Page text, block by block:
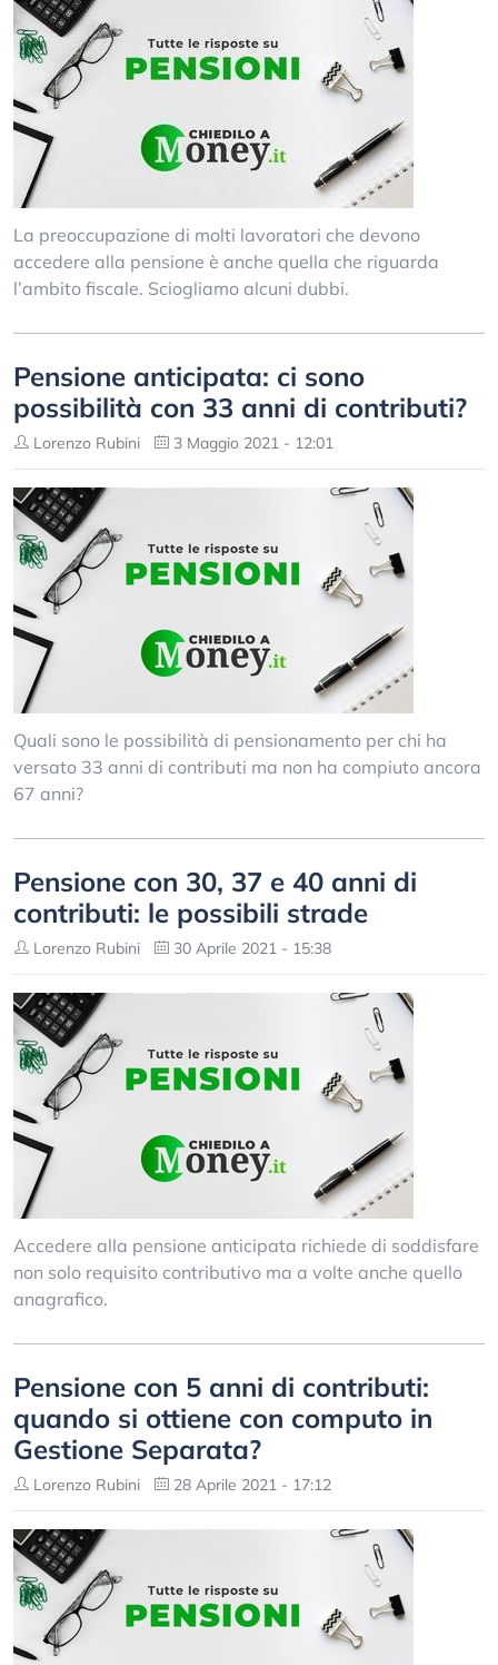
La preoccupazione di molti lavoratori che devono
accedere alla pensione è anche quella che riguarda
l’ambito fiscale. Sciogliamo alcuni dubbi.
Pensione anticipata: ci sono
possibilità con 33 anni di contributi?
Lorenzo Rubini 3 Maggio 2021 - 12:01
Quali sono le possibilità di pensionamento per chi ha
versato 33 anni di contributi ma non ha compiuto ancora
67 anni?
Pensione con 30, 37 e 40 anni di
contributi: le possibili strade
Lorenzo Rubini 30 Aprile 2021 - 15:38
Accedere alla pensione anticipata richiede di soddisfare
non solo requisito contributivo ma a volte anche quello
anagrafico.
Pensione con 5 anni di contributi:
quando si ottiene con computo in
Gestione Separata?
Lorenzo Rubini 28 Aprile 2021 - 17:12